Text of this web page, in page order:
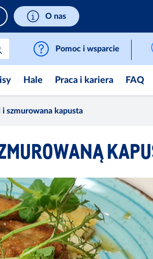
O nas
Pomoc i wsparcie
Hale Praca i kariera FAQ
szmurowana kapusta